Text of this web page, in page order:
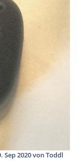
Sep 2020von Toddl